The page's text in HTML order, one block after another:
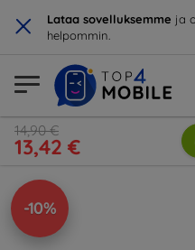
× Lataa sovelluksemme ja
helpommin.
14,90 €
13,42 €
-10%